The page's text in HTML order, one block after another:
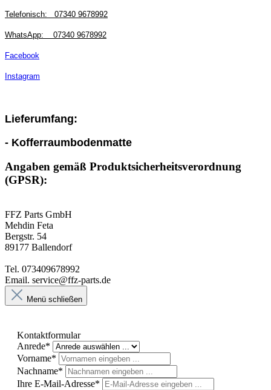
Telefonisch: 07340 9678992
WhatsApp: 07340 9678992
Facebook
Instagram
Lieferumfang:
- Kofferraumbodenmatte
Angaben gemäß Produktsicherheitsverordnung
(GPSR):
FFZ Parts GmbH
Mehdin Feta
Bergstr. 54
89177 Ballendorf
Tel. 073409678992
Email. service@ffz-parts.de
Menü schließen
Kontaktformular
Anrede*
Vorname*
Nachname*
Ihre E-Mail-Adresse*